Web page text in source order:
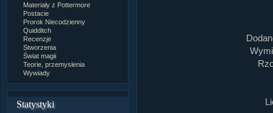
Materiały z Pottermore
Postacie
Prorok Niecodzienny
Quidditch
Recenzje
Stworzenia
Świat magii
Teorie, przemyslenia
Wywiady
Statystyki